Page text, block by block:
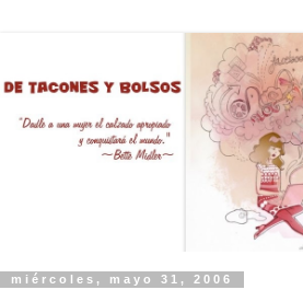
miércoles, mayo 31, 2006